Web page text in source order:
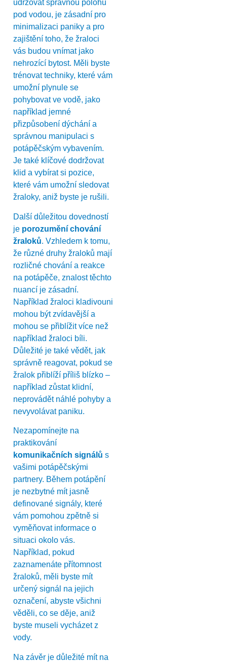
udržovat správnou polohu
pod vodou, je zásadní pro
minimalizaci paniky a pro
zajištění toho, že žraloci
vás budou vnímat jako
nehrozící bytost. Měli byste
trénovat techniky, které vám
umožní plynule se
pohybovat ve vodě, jako
například jemné
přizpůsobení dýchání a
správnou manipulaci s
potápěčským vybavením.
Je také klíčové dodržovat
klid a vybírat si pozice,
které vám umožní sledovat
žraloky, aniž byste je rušili.
Další důležitou dovedností
je porozumění chování
žraloků. Vzhledem k tomu,
že různé druhy žraloků mají
rozličné chování a reakce
na potápěče, znalost těchto
nuancí je zásadní.
Například žraloci kladivouni
mohou být zvídavější a
mohou se přiblížit více než
například žraloci bíli.
Důležité je také vědět, jak
správně reagovat, pokud se
žralok přiblíží příliš blízko –
například zůstat klidní,
neprovádět náhlé pohyby a
nevyvolávat paniku.
Nezapomínejte na
praktikování
komunikačních signálů s
vašimi potápěčskými
partnery. Během potápění
je nezbytné mít jasně
definované signály, které
vám pomohou zpětně si
vyměňovat informace o
situaci okolo vás.
Například, pokud
zaznamenáte přítomnost
žraloků, měli byste mít
určený signál na jejich
označení, abyste všichni
věděli, co se děje, aniž
byste museli vycházet z
vody.
Na závěr je důležité mít na